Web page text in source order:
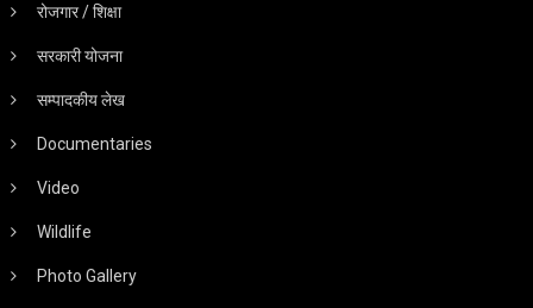
रोजगार / शिक्षा
सरकारी योजना
सम्पादकीय लेख
Documentaries
Video
Wildlife
Photo Gallery